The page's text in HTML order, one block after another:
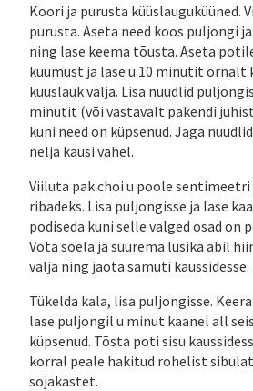
Koori ja purusta küüslauguküüned.
purusta. Aseta need koos puljongi
ning lase keema tõusta. Aseta
kuumust ja lase u 10 minutit õrnalt
küüslauk välja. Lisa nuudlid
minutit (või vastavalt pakendi
kuni need on küpsenud. Jaga
nelja kausi vahel.
Viiluta pak choi u poole sentimeetri
ribadeks. Lisa puljongisse ja lase
podiseda kuni selle valged osad on
Võta sõela ja suurema lusika abil
välja ning jaota samuti kaussidesse.
Tükelda kala, lisa puljongisse.
lase puljongil u minut kaanel all
küpsenud. Tõsta poti sisu
korral peale hakitud rohelist
sojakastet.